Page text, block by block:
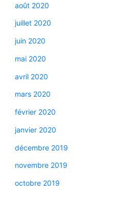
août 2020
juillet 2020
juin 2020
mai 2020
avril 2020
mars 2020
février 2020
janvier 2020
décembre 2019
novembre 2019
octobre 2019